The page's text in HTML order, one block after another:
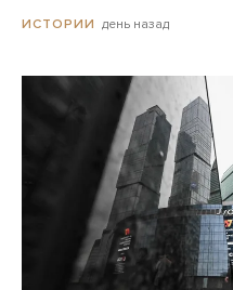
ИСТОРИИ день назад